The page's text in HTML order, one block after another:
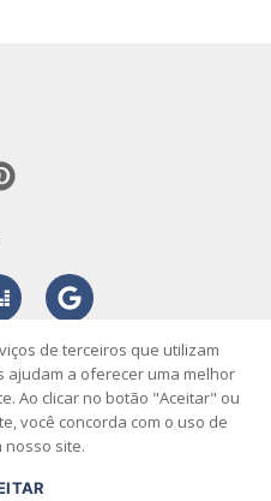
publicidade vídeo podcast
de terceiros que utilizam
ajudam a oferecer uma melhor
Ao clicar no botão "Aceitar" ou
você concorda com o uso de
nosso site.